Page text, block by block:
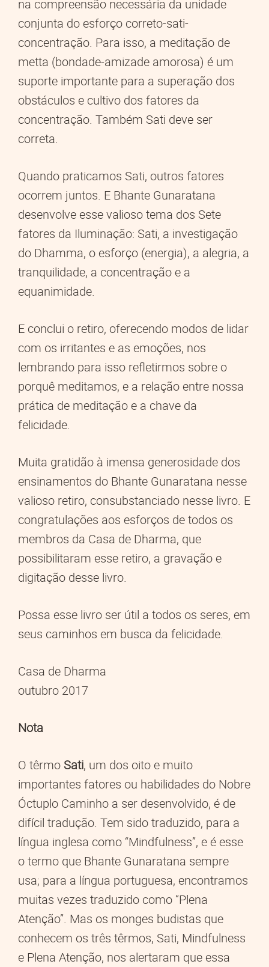
na compreensão necessária da unidade
conjunta do esforço correto-sati-
concentração. Para isso, a meditação de
metta (bondade-amizade amorosa) é um
suporte importante para a superação dos
obstáculos e cultivo dos fatores da
concentração. Também Sati deve ser
correta.
Quando praticamos Sati, outros fatores
ocorrem juntos. E Bhante Gunaratana
desenvolve esse valioso tema dos Sete
fatores da Iluminação: Sati, a investigação
do Dhamma, o esforço (energia), a alegria, a
tranquilidade, a concentração e a
equanimidade.
E conclui o retiro, oferecendo modos de lidar
com os irritantes e as emoções, nos
lembrando para isso refletirmos sobre o
porquê meditamos, e a relação entre nossa
prática de meditação e a chave da
felicidade.
Muita gratidão à imensa generosidade dos
ensinamentos do Bhante Gunaratana nesse
valioso retiro, consubstanciado nesse livro. E
congratulações aos esforços de todos os
membros da Casa de Dharma, que
possibilitaram esse retiro, a gravação e
digitação desse livro.
Possa esse livro ser útil a todos os seres, em
seus caminhos em busca da felicidade.
Casa de Dharma
outubro 2017
Nota
O têrmo Sati, um dos oito e muito
importantes fatores ou habilidades do Nobre
Óctuplo Caminho a ser desenvolvido, é de
difícil tradução. Tem sido traduzido, para a
língua inglesa como “Mindfulness”, e é esse
o termo que Bhante Gunaratana sempre
usa; para a língua portuguesa, encontramos
muitas vezes traduzido como “Plena
Atenção”. Mas os monges budistas que
conhecem os três têrmos, Sati, Mindfulness
e Plena Atenção, nos alertaram que essa